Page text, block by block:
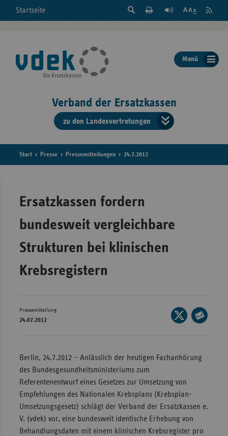
Startseite
Suche
der
Seite
Feed
Menü
Verband der Ersatzkassen
zu den Landesvertretungen
der
Start Presse Pressemitteilungen 24.7.2012
Ersatzkassen fordern
bundesweit vergleichbare
Strukturen bei klinischen
Krebsregistern
Pressemitteilung
24.07.2012
Seite
auf
Berlin, 24.7.2012 – Anlässlich der heutigen Fachanhörung
des Bundesgesundheitsministeriums zum
Referentenentwurf eines Gesetzes zur Umsetzung von
Empfehlungen des Nationalen Krebsplans (Krebsplan-
Umsetzungsgesetz) schlägt der Verband der Ersatzkassen e.
V. (vdek) vor, eine bundesweit identische Erhebung von
Behandlungsdaten mit einem klinischen Krebsregister pro